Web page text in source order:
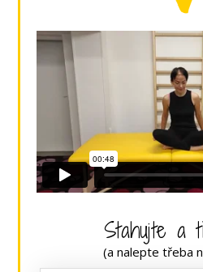
Stahujte a
(a nalepte třeba